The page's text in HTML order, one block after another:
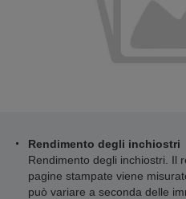
Rendimento degli inchiostri
Rendimento degli inchiostri. Il
pagine stampate viene
può variare a seconda delle